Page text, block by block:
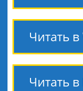
Читать
Читать